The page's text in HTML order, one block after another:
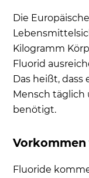
Die
Kilogramm
Fluorid
Das heißt, dass
Mensch täglich
benötigt.
Vorkommen
Fluoride